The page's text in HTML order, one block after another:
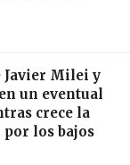
Javier Milei y
un eventual
crece la
los bajos